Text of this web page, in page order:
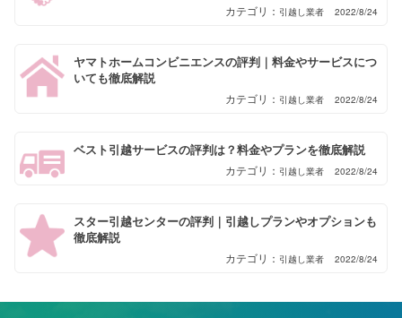
引越し業者 2022/8/24
ヤマトホームコンビニエンスの評判｜料金やサービスにつ
いても徹底解説
引越し業者 2022/8/24
ベスト引越サービスの評判は？料金やプランを徹底解説
引越し業者 2022/8/24
スター引越センターの評判｜引越しプランやオプションも
徹底解説
引越し業者 2022/8/24